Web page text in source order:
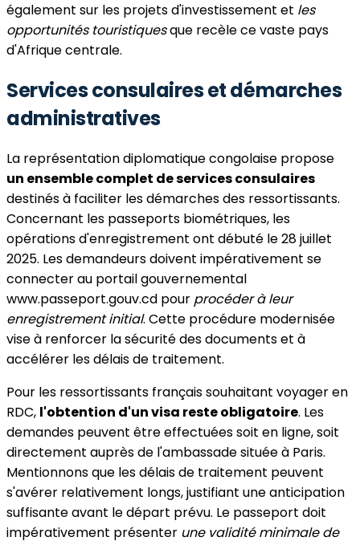
également sur les projets d'investissement et les
opportunités touristiquesque recèle ce vaste pays
d'Afrique centrale.
Services consulaires et démarches
administratives
La représentation diplomatique congolaise propose
un ensemble complet de services consulaires
destinés à faciliter les démarches des ressortissants.
Concernant les passeports biométriques, les
opérations d'enregistrement ont débuté le 28 juillet
2025. Les demandeurs doivent impérativement se
connecter au portail gouvernemental
www.passeport.gouv.cd pour procéder à leur
enregistrement initial. Cette procédure modernisée
vise à renforcer la sécurité des documents et à
accélérer les délais de traitement.
Pour les ressortissants français souhaitant voyager en
RDC, l'obtention d'un visa reste obligatoire. Les
demandes peuvent être effectuées soit en ligne, soit
directement auprès de l'ambassade située à Paris.
Mentionnons que les délais de traitement peuvent
s'avérer relativement longs, justifiant une anticipation
suffisante avant le départ prévu. Le passeport doit
impérativement présenter une validité minimale de